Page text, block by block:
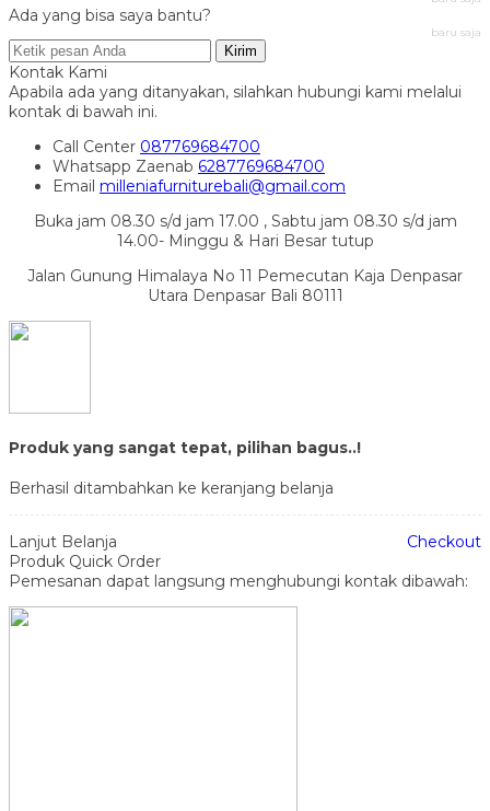
Ada yang bisa saya bantu?
baru saja
Kirim
Kontak Kami
Apabila ada yang ditanyakan, silahkan hubungi kami melalui
kontak di bawah ini.
Call Center 087769684700
Whatsapp Zaenab 6287769684700
Email milleniafurniturebali@gmail.com
Buka jam 08.30 s/d jam 17.00 , Sabtu jam 08.30 s/d jam
14.00- Minggu & Hari Besar tutup
Jalan Gunung Himalaya No 11 Pemecutan Kaja Denpasar
Utara Denpasar Bali 80111
Produk yang sangat tepat, pilihan bagus..!
Berhasil ditambahkan ke keranjang belanja
Lanjut Belanja
Checkout
Produk Quick Order
Pemesanan dapat langsung menghubungi kontak dibawah: